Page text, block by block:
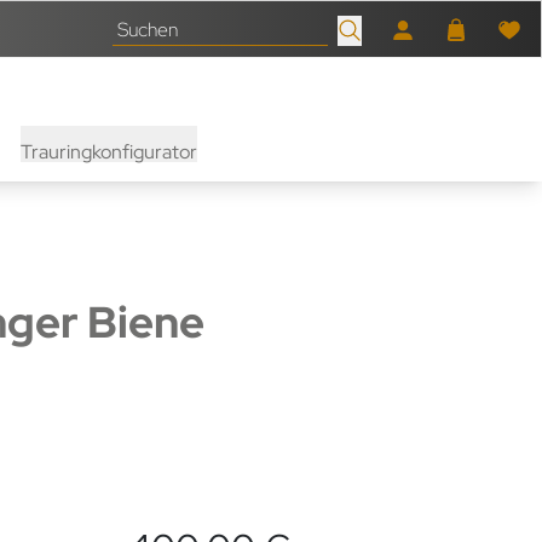
Trauringkonfigurator
Biene